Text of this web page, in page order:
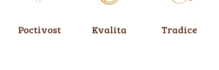
Poctivost Kvalita Tradice